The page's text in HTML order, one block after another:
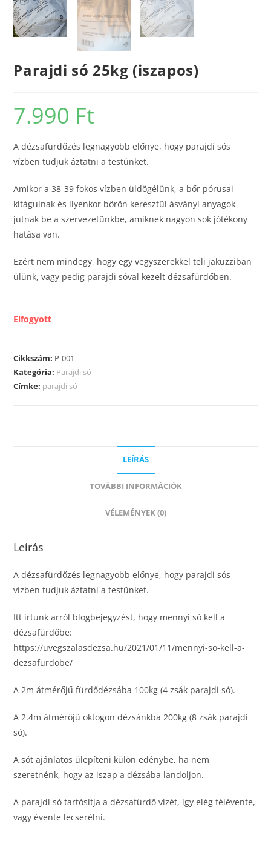
Parajdi só 25kg (iszapos)
7.990 Ft
A dézsafürdőzés legnagyobb előnye, hogy parajdi sós
vízben tudjuk áztatni a testünket.
Amikor a 38-39 fokos vízben üldögélünk, a bőr pórusai
kitágulnak és ilyenkor bőrön keresztül ásványi anyagok
jutnak be a szervezetünkbe, amiknek nagyon sok jótékony
hatása van.
Ezért nem mindegy, hogy egy vegyszerekkel teli jakuzziban
ülünk, vagy pedig parajdi sóval kezelt dézsafürdőben.
Elfogyott
Cikkszám: P-001
Kategória: Parajdi só
Címke: parajdi só
LEÍRÁS
TOVÁBBI INFORMÁCIÓK
VÉLEMÉNYEK (0)
Leírás
A dézsafürdőzés legnagyobb előnye, hogy parajdi sós
vízben tudjuk áztatni a testünket.
Itt írtunk arról blogbejegyzést, hogy mennyi só kell a
dézsafürdőbe:
https://uvegszalasdezsa.hu/2021/01/11/mennyi-so-kell-a-
dezsafurdobe/
A 2m átmérőjű fürdődézsába 100kg (4 zsák parajdi só).
A 2.4m átmérőjű oktogon dézsánkba 200kg (8 zsák parajdi
só).
A sót ajánlatos ülepíteni külön edénybe, ha nem
szeretnénk, hogy az iszap a dézsába landoljon.
A parajdi só tartósítja a dézsafürdő vizét, így elég félévente,
vagy évente lecserélni.